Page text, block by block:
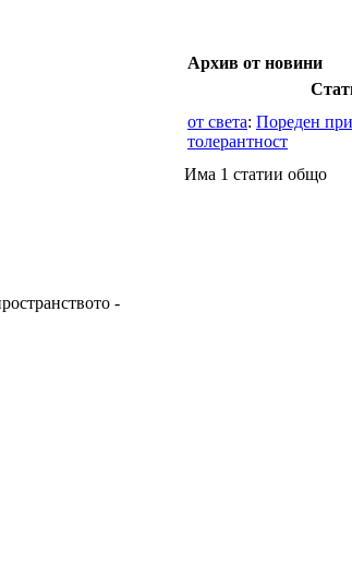
-
Архив от новини
от света: Пореден
толерантност
Има 1 статии общо